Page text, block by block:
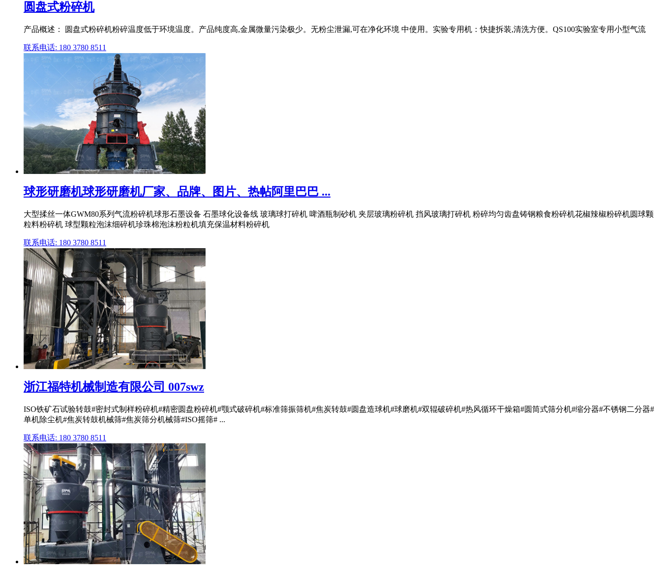
圆盘式粉碎机
产品概述： 圆盘式粉碎机粉碎温度低于环境温度。产品纯度高,金属微量污染极少。无粉尘泄漏,可在净化环境 中使用。实验专用机：快捷拆装,清洗方便。QS100实验室专用小型气流
联系电话: 180 3780 8511
球形研磨机球形研磨机厂家、品牌、图片、热帖阿里巴巴 ...
大型揉丝一体GWM80系列气流粉碎机球形石墨设备 石墨球化设备线 玻璃球打碎机 啤酒瓶制砂机 夹层玻璃粉碎机 挡风玻璃打碎机 粉碎均匀齿盘铸钢粮食粉碎机花椒辣椒粉碎机圆球颗
粒料粉碎机 球型颗粒泡沫细碎机珍珠棉泡沫粉粒机填充保温材料粉碎机
联系电话: 180 3780 8511
浙江福特机械制造有限公司 007swz
ISO铁矿石试验转鼓#密封式制样粉碎机#精密圆盘粉碎机#颚式破碎机#标准筛振筛机#焦炭转鼓#圆盘造球机#球磨机#双辊破碎机#热风循环干燥箱#圆筒式筛分机#缩分器#不锈钢二分器#
单机除尘机#焦炭转鼓机械筛#焦炭筛分机械筛#ISO摇筛# ...
联系电话: 180 3780 8511